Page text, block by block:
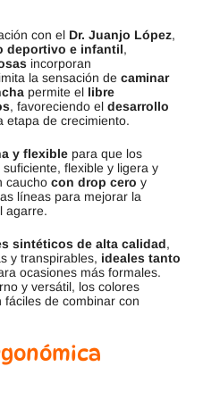
con el Dr. Juanjo López,
deportivo e infantil,
incorporan
la sensación de caminar
permite el libre
, favoreciendo el desarrollo
etapa de crecimiento.
y flexible para que los
flexible y ligera y
caucho con drop cero y
líneas para mejorar la
agarre.
sintéticos de alta calidad,
y transpirables, ideales tanto
ocasiones más formales.
y versátil, los colores
fáciles de combinar con